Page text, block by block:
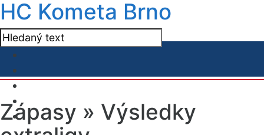
HC Kometa Brno
Zápasy » Výsledky